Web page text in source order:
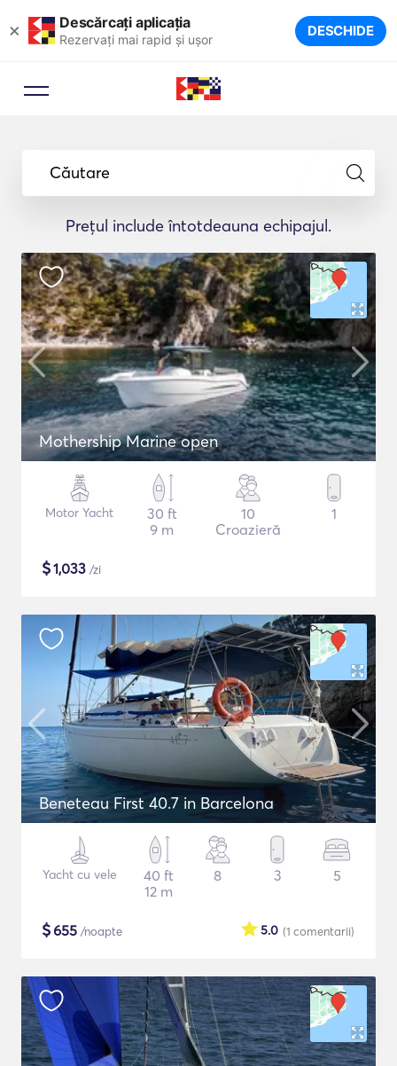
× Descărcați aplicația
Rezervați mai rapid și ușor DESCHIDE
Căutare
Prețul include întotdeauna echipajul.
Mothership Marine open
Motor Yacht
30 ft
9 m
10
Croazieră
1
$1,033 /zi
Beneteau First 40.7 in Barcelona
Yacht cu vele
40 ft
12 m
8 3 5
$655 /noapte (1 comentarii)
5.0